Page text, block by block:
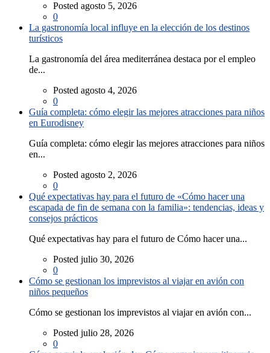
Posted agosto 5, 2026
0
La gastronomía local influye en la elección de los destinos
turísticos
La gastronomía del área mediterránea destaca por el empleo
de...
Posted agosto 4, 2026
0
Guía completa: cómo elegir las mejores atracciones para niños
en Eurodisney
Guía completa: cómo elegir las mejores atracciones para niños
en...
Posted agosto 2, 2026
0
Qué expectativas hay para el futuro de «Cómo hacer una
escapada de fin de semana con la familia»: tendencias, ideas y
consejos prácticos
Qué expectativas hay para el futuro de Cómo hacer una...
Posted julio 30, 2026
0
Cómo se gestionan los imprevistos al viajar en avión con
niños pequeños
Cómo se gestionan los imprevistos al viajar en avión con...
Posted julio 28, 2026
0